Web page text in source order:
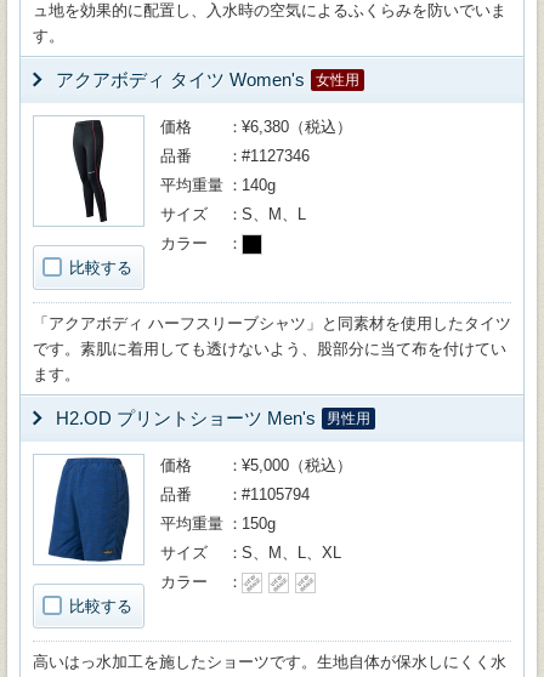
ュ地を効果的に配置し、入水時の空気によるふくらみを防いでいま
す。
アクアボディ タイツ Women's 女性用
比較する
価格
¥6,380（税込）
品番
#1127346
平均重量
140g
サイズ
S、M、L
カラー
「アクアボディ ハーフスリーブシャツ」と同素材を使用したタイツ
です。素肌に着用しても透けないよう、股部分に当て布を付けてい
ます。
H2.OD プリントショーツ Men's 男性用
比較する
価格
¥5,000（税込）
品番
#1105794
平均重量
150g
サイズ
S、M、L、XL
カラー
高いはっ水加工を施したショーツです。生地自体が保水しにくく水